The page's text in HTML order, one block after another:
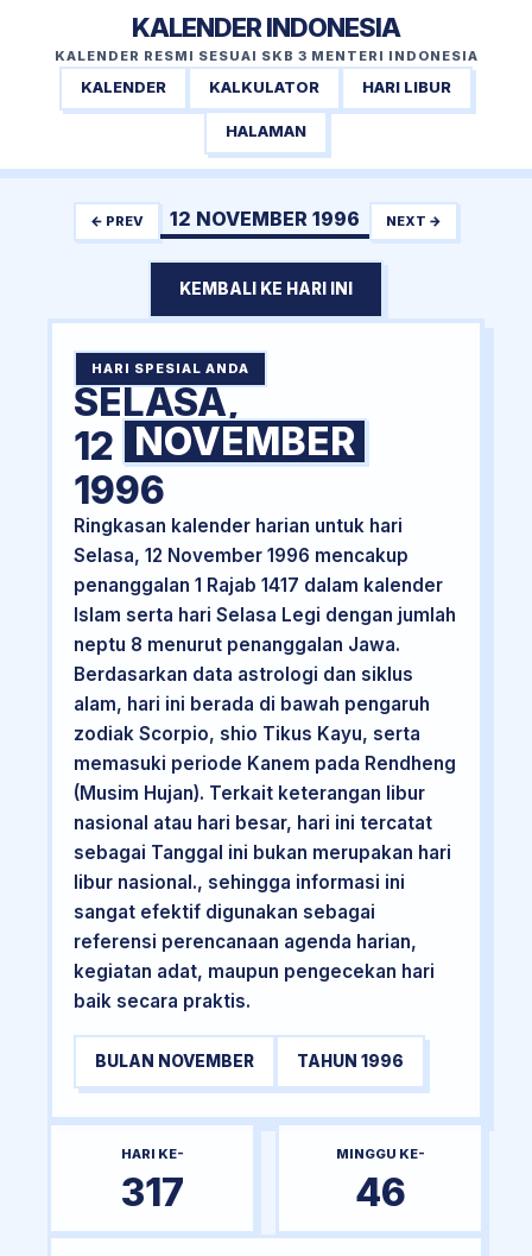
KALENDER INDONESIA
KALENDER RESMI SESUAI SKB 3 MENTERI INDONESIA
KALENDER KALKULATOR HARI LIBUR
HALAMAN
← PREV 12 NOVEMBER 1996 NEXT →
KEMBALI KE HARI INI
HARI SPESIAL ANDA
SELASA,
12 NOVEMBER
1996
Ringkasan kalender harian untuk hari
Selasa, 12 November 1996 mencakup
penanggalan 1 Rajab 1417 dalam kalender
Islam serta hari Selasa Legi dengan jumlah
neptu 8 menurut penanggalan Jawa.
Berdasarkan data astrologi dan siklus
alam, hari ini berada di bawah pengaruh
zodiak Scorpio, shio Tikus Kayu, serta
memasuki periode Kanem pada Rendheng
(Musim Hujan). Terkait keterangan libur
nasional atau hari besar, hari ini tercatat
sebagai Tanggal ini bukan merupakan hari
libur nasional., sehingga informasi ini
sangat efektif digunakan sebagai
referensi perencanaan agenda harian,
kegiatan adat, maupun pengecekan hari
baik secara praktis.
BULAN NOVEMBER TAHUN 1996
HARI KE-
317
MINGGU KE-
46